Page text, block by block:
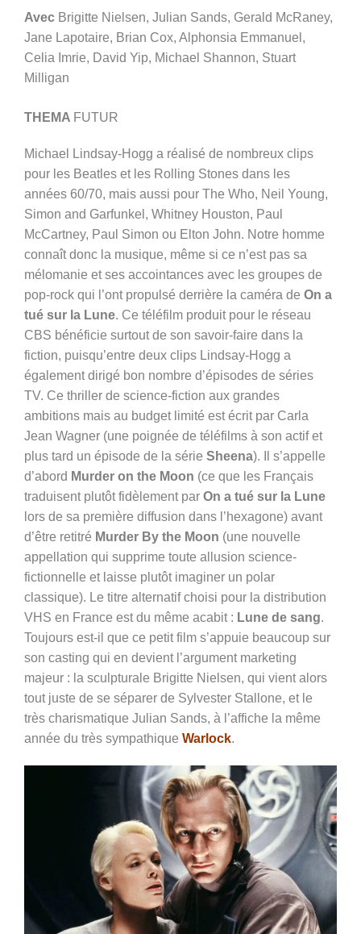
Avec Brigitte Nielsen, Julian Sands, Gerald McRaney,
Jane Lapotaire, Brian Cox, Alphonsia Emmanuel,
Celia Imrie, David Yip, Michael Shannon, Stuart
Milligan
THEMA FUTUR
Michael Lindsay-Hogg a réalisé de nombreux clips
pour les Beatles et les Rolling Stones dans les
années 60/70, mais aussi pour The Who, Neil Young,
Simon and Garfunkel, Whitney Houston, Paul
McCartney, Paul Simon ou Elton John. Notre homme
connaît donc la musique, même si ce n’est pas sa
mélomanie et ses accointances avec les groupes de
pop-rock qui l’ont propulsé derrière la caméra de On a
tué sur la Lune. Ce téléfilm produit pour le réseau
CBS bénéficie surtout de son savoir-faire dans la
fiction, puisqu’entre deux clips Lindsay-Hogg a
également dirigé bon nombre d’épisodes de séries
TV. Ce thriller de science-fiction aux grandes
ambitions mais au budget limité est écrit par Carla
Jean Wagner (une poignée de téléfilms à son actif et
plus tard un épisode de la série Sheena). Il s’appelle
d’abord Murder on the Moon (ce que les Français
traduisent plutôt fidèlement par On a tué sur la Lune
lors de sa première diffusion dans l’hexagone) avant
d’être retitré Murder By the Moon (une nouvelle
appellation qui supprime toute allusion science-
fictionnelle et laisse plutôt imaginer un polar
classique). Le titre alternatif choisi pour la distribution
VHS en France est du même acabit : Lune de sang.
Toujours est-il que ce petit film s’appuie beaucoup sur
son casting qui en devient l’argument marketing
majeur : la sculpturale Brigitte Nielsen, qui vient alors
tout juste de se séparer de Sylvester Stallone, et le
très charismatique Julian Sands, à l’affiche la même
année du très sympathique Warlock.